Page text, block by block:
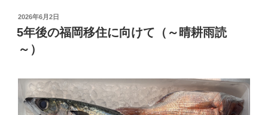
投
稿
日:
2026年6月2日
5年後の福岡移住に向けて（～晴耕雨読
～）